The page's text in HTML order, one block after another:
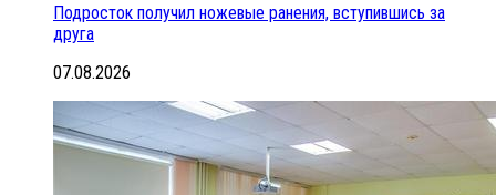
Подросток получил ножевые ранения, вступившись за
друга
07.08.2026